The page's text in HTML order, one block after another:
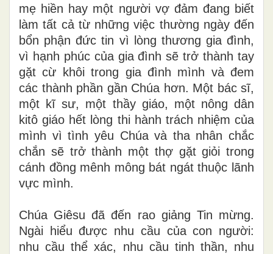
mẹ hiền hay một người vợ đảm đang biết
làm tất cả từ những việc thường ngày đến
bổn phận đức tin vì lòng thương gia đình,
vì hạnh phúc của gia đình sẽ trở thành tay
gặt cừ khôi trong gia đình mình và đem
các thành phần gần Chúa hơn. Một bác sĩ,
một kĩ sư, một thầy giáo, một nông dân
kitô giáo hết lòng thi hành trách nhiệm của
mình vì tình yêu Chúa và tha nhân chắc
chắn sẽ trở thành một thợ gặt giỏi trong
cánh đồng mênh mông bát ngát thuộc lãnh
vực mình.
Chúa Giêsu đã đến rao giảng Tin mừng.
Ngài hiểu được nhu cầu của con người:
nhu cầu thể xác, nhu cầu tinh thần, nhu